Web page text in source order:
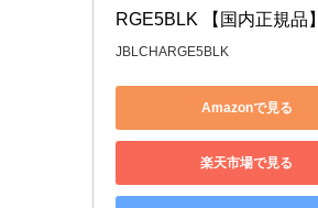
RGE5BLK 【国内正規品】
JBLCHARGE5BLK
Amazonで見る
楽天市場で見る